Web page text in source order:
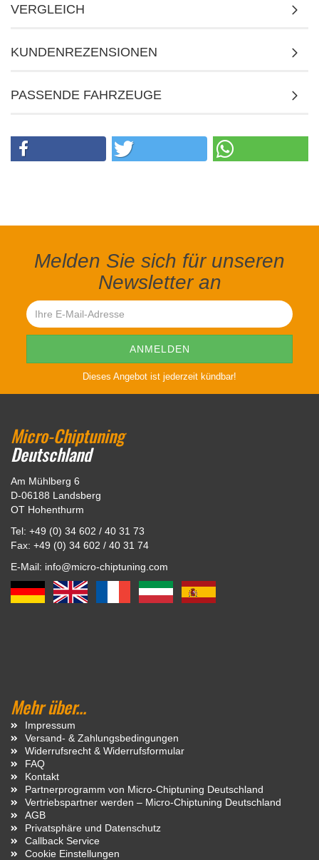
VERGLEICH
KUNDENREZENSIONEN
PASSENDE FAHRZEUGE
Melden Sie sich für unseren
Newsletter an
Dieses Angebot ist jederzeit kündbar!
Micro-Chiptuning
Deutschland
Am Mühlberg 6
D-06188 Landsberg
OT Hohenthurm
Tel: +49 (0) 34 602 / 40 31 73
Fax: +49 (0) 34 602 / 40 31 74
E-Mail: info@micro-chiptuning.com
Mehr über...
Impressum
Versand- & Zahlungsbedingungen
Widerrufsrecht & Widerrufsformular
FAQ
Kontakt
Partnerprogramm von Micro-Chiptuning Deutschland
Vertriebspartner werden – Micro-Chiptuning Deutschland
AGB
Privatsphäre und Datenschutz
Callback Service
Cookie Einstellungen